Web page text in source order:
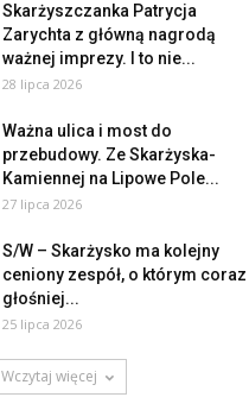
Skarżyszczanka Patrycja
Zarychta z główną nagrodą
ważnej imprezy. I to nie...
28 lipca 2026
Ważna ulica i most do
przebudowy. Ze Skarżyska-
Kamiennej na Lipowe Pole...
27 lipca 2026
S/W – Skarżysko ma kolejny
ceniony zespół, o którym coraz
głośniej...
25 lipca 2026
Wczytaj więcej